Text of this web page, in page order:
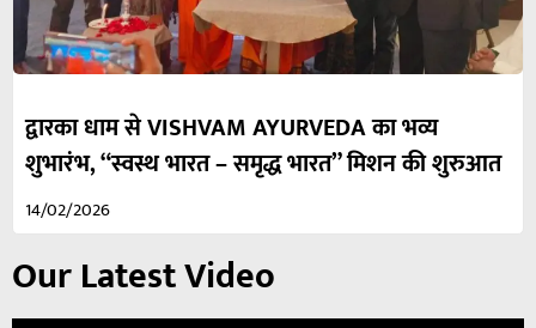
द्वारका धाम से VISHVAM AYURVEDA का भव्य
शुभारंभ, “स्वस्थ भारत – समृद्ध भारत” मिशन की शुरुआत
14/02/2026
Our Latest Video